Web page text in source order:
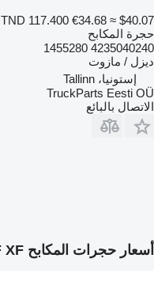
TND 117.400 €34.68 ≈ $40.07
حجرة المكابح
4235040240 1455280
ديزل / مازوت
إستونيا، Tallinn
TruckParts Eesti OÜ
الاتصال بالبائع
أسعار حجرات المكابح DAF XF